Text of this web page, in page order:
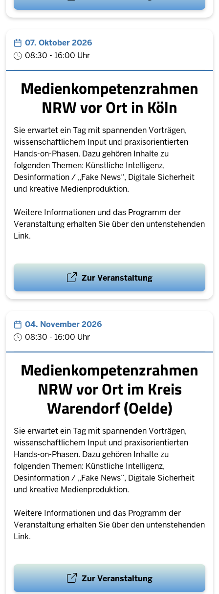
07. Oktober 2026
08:30 - 16:00 Uhr
Medienkompetenzrahmen
NRW vor Ort in Köln
Sie erwartet ein Tag mit spannenden Vorträgen,
wissenschaftlichem Input und praxisorientierten
Hands-on-Phasen. Dazu gehören Inhalte zu
folgenden Themen: Künstliche Intelligenz,
Desinformation / „Fake News“, Digitale Sicherheit
und kreative Medienproduktion.
Weitere Informationen und das Programm der
Veranstaltung erhalten Sie über den untenstehenden
Link.
Zur Veranstaltung
04. November 2026
08:30 - 16:00 Uhr
Medienkompetenzrahmen
NRW vor Ort im Kreis
Warendorf (Oelde)
Sie erwartet ein Tag mit spannenden Vorträgen,
wissenschaftlichem Input und praxisorientierten
Hands-on-Phasen. Dazu gehören Inhalte zu
folgenden Themen: Künstliche Intelligenz,
Desinformation / „Fake News“, Digitale Sicherheit
und kreative Medienproduktion.
Weitere Informationen und das Programm der
Veranstaltung erhalten Sie über den untenstehenden
Link.
Zur Veranstaltung